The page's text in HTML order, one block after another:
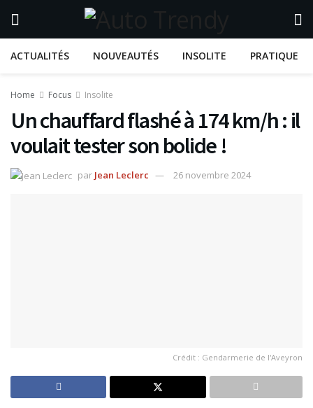
ACTUALITÉS NOUVEAUTÉS INSOLITE PRATIQUE
Home Focus Insolite
Un chauffard flashé à 174 km/h : il
voulait tester son bolide !
par Jean Leclerc 26 novembre 2024
Crédit : Gendarmerie de l'Aveyron